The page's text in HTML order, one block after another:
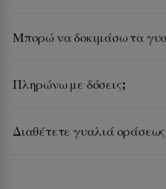
Μπορώ να δοκιμάσω τα
Πληρώνω με δόσεις;
Διαθέτετε γυαλιά